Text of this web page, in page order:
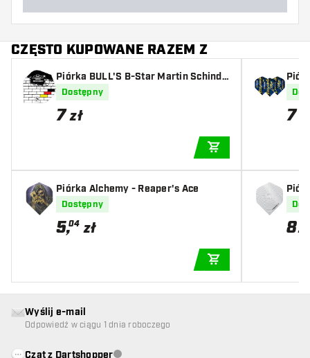
CZĘSTO KUPOWANE RAZEM Z
Piórka BULL'S B-Star Martin Schindl
er Brass A-Standard
Dostępny
7 zł
Piórka Alchemy - Reaper's Ace
Dostępny
5,04 zł
7
8zł
Wyślij e-mail
Odpowiedź w ciągu 1 dnia roboczego
Czat z Dartshopper